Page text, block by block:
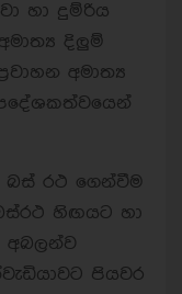
හා දුම්රිය
දිලුම්
අමාත්‍ය
රථ ගෙන්වීම
හිඟයට හා
අබලන්ව
පියවර